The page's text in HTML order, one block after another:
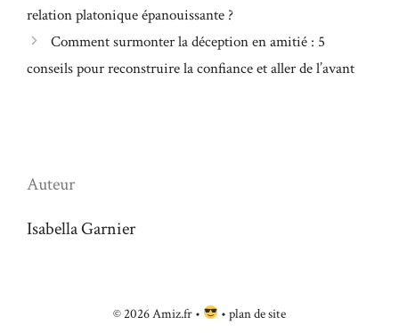
relation platonique épanouissante ?
Comment surmonter la déception en amitié : 5
conseils pour reconstruire la confiance et aller de l’avant
Auteur
Isabella Garnier
© 2026 Amiz.fr • •plan de site